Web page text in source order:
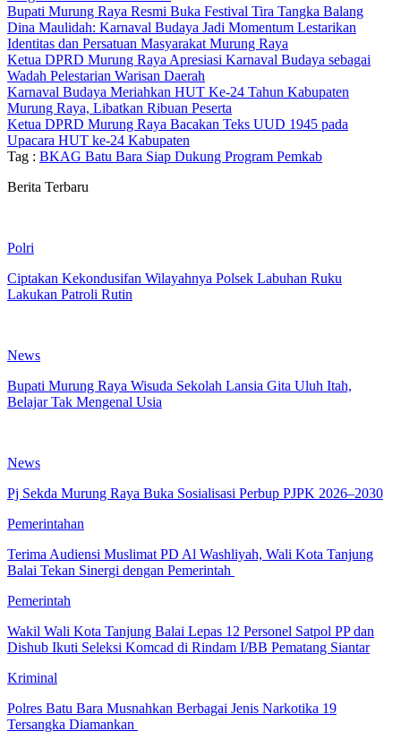
Bupati Murung Raya Resmi Buka Festival Tira Tangka Balang
Dina Maulidah: Karnaval Budaya Jadi Momentum Lestarikan
Identitas dan Persatuan Masyarakat Murung Raya
Ketua DPRD Murung Raya Apresiasi Karnaval Budaya sebagai
Wadah Pelestarian Warisan Daerah
Karnaval Budaya Meriahkan HUT Ke-24 Tahun Kabupaten
Murung Raya, Libatkan Ribuan Peserta
Ketua DPRD Murung Raya Bacakan Teks UUD 1945 pada
Upacara HUT ke-24 Kabupaten
Tag : BKAG Batu Bara Siap Dukung Program Pemkab
Berita Terbaru
Polri
Ciptakan Kekondusifan Wilayahnya Polsek Labuhan Ruku
Lakukan Patroli Rutin
News
Bupati Murung Raya Wisuda Sekolah Lansia Gita Uluh Itah,
Belajar Tak Mengenal Usia
News
Pj Sekda Murung Raya Buka Sosialisasi Perbup PJPK 2026–2030
Pemerintahan
Terima Audiensi Muslimat PD Al Washliyah, Wali Kota Tanjung
Balai Tekan Sinergi dengan Pemerintah
Pemerintah
Wakil Wali Kota Tanjung Balai Lepas 12 Personel Satpol PP dan
Dishub Ikuti Seleksi Komcad di Rindam I/BB Pematang Siantar
Kriminal
Polres Batu Bara Musnahkan Berbagai Jenis Narkotika 19
Tersangka Diamankan